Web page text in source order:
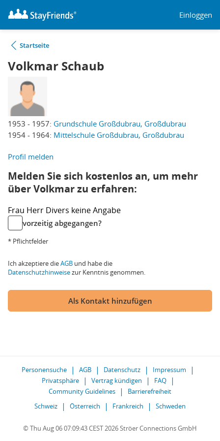
Einloggen
Startseite
Volkmar Schaub
1953 - 1957: Grundschule Großdubrau, Großdubrau
1954 - 1964: Mittelschule Großdubrau, Großdubrau
Profil melden
Melden Sie sich kostenlos an, um mehr
über Volkmar zu erfahren:
Frau Herr Divers keine Angabe
vorzeitig abgegangen?
* Pflichtfelder
Ich akzeptiere dieAGB und habe die
Datenschutzhinweisezur Kenntnis genommen.
Als Kontakt hinzufügen
Personensuche AGB Datenschutz
Impressum
Privatsphäre
Vertrag kündigen
FAQ
Community Guidelines
Barrierefreiheit
Schweiz
Österreich Frankreich Schweden
© Thu Aug 06 07:09:43 CEST 2026 Ströer Connections GmbH